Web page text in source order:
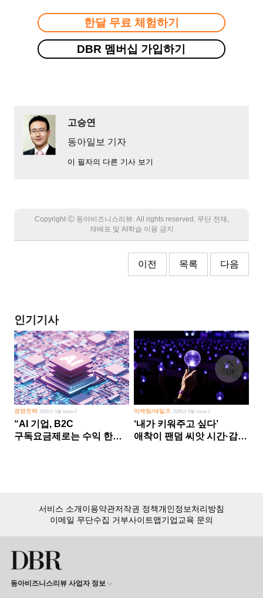
한달 무료 체험하기
DBR 멤버십 가입하기
고승연
동아일보 기자
이 필자의 다른 기사 보기
Copyright Ⓒ 동아비즈니스리뷰. All rights reserved. 무단 전재,
재배포 및 AI학습 이용 금지
이전 목록 다음
인기기사
경영전략 2026년 5월 Issue 2
“AI 기업, B2C
구독요금제로는 수익 한계
마케팅/세일즈 2026년 8월 Issue 1
‘내가 키워주고 싶다’
애착이 팬덤 씨앗 시간·감정
서비스 소개이용약관저작권 정책개인정보처리방침
이메일 무단수집 거부사이트맵기업교육 문의
동아비즈니스리뷰 사업자 정보